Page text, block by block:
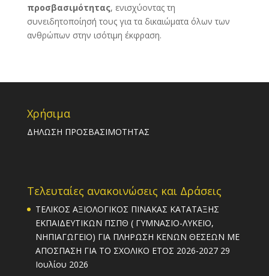
προσβασιμότητας, ενισχύοντας τη
συνειδητοποίησή τους για τα δικαιώματα όλων των
ανθρώπων στην ισότιμη έκφραση.
Χρήσιμα
ΔΗΛΩΣΗ ΠΡΟΣΒΑΣΙΜΟΤΗΤΑΣ
Τελευταίες ανακοινώσεις και Δράσεις
ΤΕΛΙΚΟΣ ΑΞΙΟΛΟΓΙΚΟΣ ΠΙΝΑΚΑΣ ΚΑΤΑΤΑΞΗΣ
ΕΚΠΑΙΔΕΥΤΙΚΩΝ ΠΣΠΘ ( ΓΥΜΝΑΣΙΟ-ΛΥΚΕΙΟ,
ΝΗΠΙΑΓΩΓΕΙΟ) ΓΙΑ ΠΛΗΡΩΣΗ ΚΕΝΩΝ ΘΕΣΕΩΝ ΜΕ
ΑΠΟΣΠΑΣΗ ΓΙΑ ΤΟ ΣΧΟΛΙΚΟ ΕΤΟΣ 2026-2027 29
Ιουλίου 2026